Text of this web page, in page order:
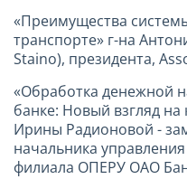
«Преимущества
транспорте» г-на
Staino), президента,
«Обработка денежной
банке: Новый взгляд
Ирины Радионовой -
начальника
филиала ОПЕРУ ОАО